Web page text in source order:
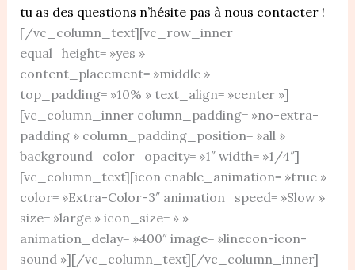
tu as des questions n’hésite pas à nous contacter !
[/vc_column_text][vc_row_inner
equal_height= »yes »
content_placement= »middle »
top_padding= »10% » text_align= »center »]
[vc_column_inner column_padding= »no-extra-
padding » column_padding_position= »all »
background_color_opacity= »1″ width= »1/4″]
[vc_column_text][icon enable_animation= »true »
color= »Extra-Color-3″ animation_speed= »Slow »
size= »large » icon_size= » »
animation_delay= »400″ image= »linecon-icon-
sound »][/vc_column_text][/vc_column_inner]